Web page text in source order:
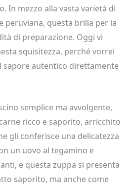
In mezzo alla vasta varietà di
peruviana, questa brilla per la
di preparazione. Oggi vi
squisitezza, perché vorrei
sapore autentico direttamente
semplice ma avvolgente,
ricco e saporito, arricchito
gli conferisce una delicatezza
un uovo al tegamino e
e questa zuppa si presenta
saporito, ma anche come